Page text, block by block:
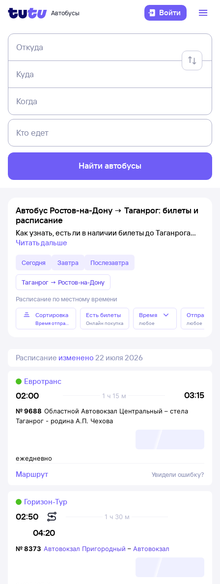
Автобусы Войти
Откуда
Куда
Когда
Кто едет
Найти автобусы
Автобус Ростов-на-Дону → Таганрог: билеты и
расписание
Как узнать, есть ли в наличии билеты до Таганрога
Читать дальше
Сегодня Завтра Послезавтра
Таганрог → Ростов-на-Дону
Расписание по местному времени
Сортировка
Время отправления
Есть билеты
Онлайн покупка
Время
любое любое
Расписание изменено 22 июля 2026
02:00 03:15
1 ч 15 м
Евротранс
ежедневно
№9688 Областной Автовокзал Центральный – стела
Таганрог - родина А.П. Чехова
Маршрут Увидели ошибку?
02:50
04:20
1 ч 30 м
Горизон-Тур
№8373 Автовокзал Пригородный – Автовокзал